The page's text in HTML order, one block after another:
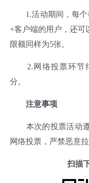
1.活动期间，每个
+客户端的用户，还可
限额同样为5张。
2.网络投票环节结
分。
注意事项
本次的投票活动遵
网络投票，严禁恶意拉
扫描